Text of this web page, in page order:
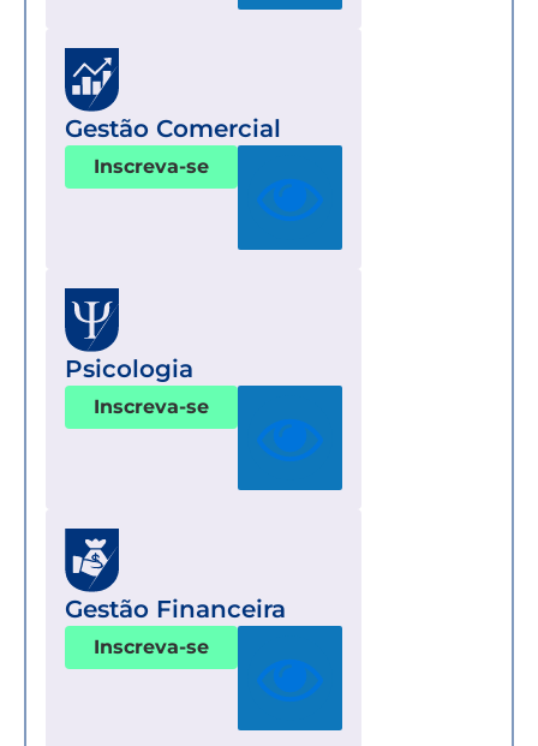
Gestão Comercial
Inscreva-se
Psicologia
Inscreva-se
Gestão Financeira
Inscreva-se